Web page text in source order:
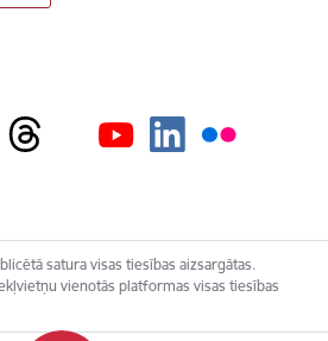
satura visas tiesības aizsargātas.
vienotās platformas visas tiesības